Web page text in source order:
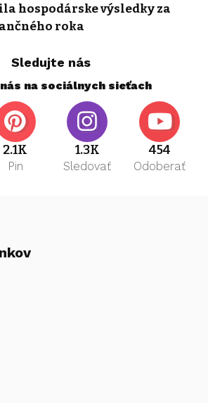
hospodárske výsledky za
roka
Sledujte nás
na sociálnych sieťach
2.1K
Pin
1.3K
Sledovať
454
Odoberať